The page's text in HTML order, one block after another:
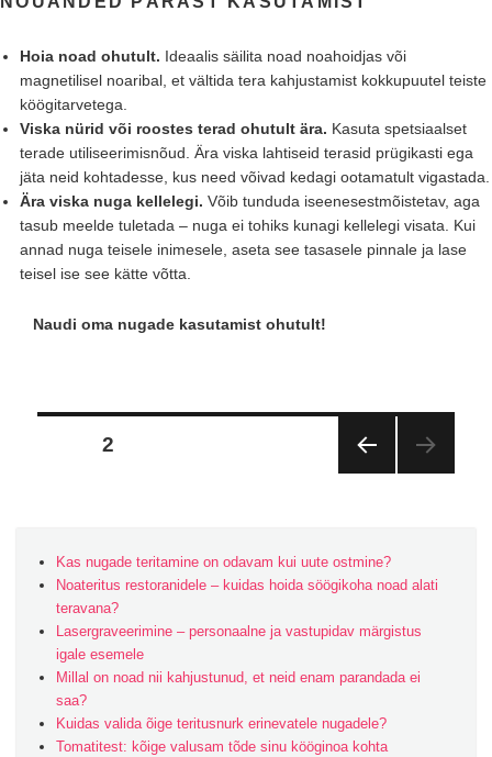
Hoia noad ohutult. Ideaalis säilita noad noahoidjas või
magnetilisel noaribal, et vältida tera kahjustamist kokkupuutel teiste
köögitarvetega.
Viska nürid või roostes terad ohutult ära. Kasuta spetsiaalset
terade utiliseerimisnõud. Ära viska lahtiseid terasid prügikasti ega
jäta neid kohtadesse, kus need võivad kedagi ootamatult vigastada.
Ära viska nuga kellelegi. Võib tunduda iseenesestmõistetav, aga
tasub meelde tuletada – nuga ei tohiks kunagi kellelegi visata. Kui
annad nuga teisele inimesele, aseta see tasasele pinnale ja lase
teisel ise see kätte võtta.
Naudi oma nugade kasutamist ohutult!
Postituste
E
PAGE2
Kas nugade teritamine on odavam kui uute ostmine?
Noateritus restoranidele – kuidas hoida söögikoha noad alati
teravana?
Lasergraveerimine – personaalne ja vastupidav märgistus
igale esemele
Millal on noad nii kahjustunud, et neid enam parandada ei
saa?
Kuidas valida õige teritusnurk erinevatele nugadele?
Tomatitest: kõige valusam tõde sinu kööginoa kohta